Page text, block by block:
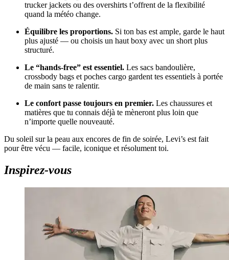
trucker jackets ou des overshirts t’offrent de la flexibilité
quand la météo change.
Équilibre les proportions. Si ton bas est ample, garde le haut
plus ajusté — ou choisis un haut boxy avec un short plus
structuré.
Le “hands-free” est essentiel. Les sacs bandoulière,
crossbody bags et poches cargo gardent tes essentiels à portée
de main sans te ralentir.
Le confort passe toujours en premier. Les chaussures et
matières que tu connais déjà te mèneront plus loin que
n’importe quelle nouveauté.
Du soleil sur la peau aux encores de fin de soirée, Levi’s est fait
pour être vécu — facile, iconique et résolument toi.
Inspirez-vous